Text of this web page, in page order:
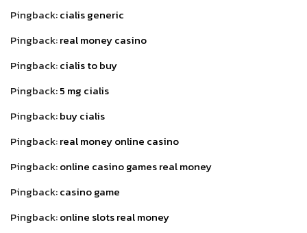
Pingback:cialis generic
Pingback:real money casino
Pingback:cialis to buy
Pingback:5 mg cialis
Pingback:buy cialis
Pingback:real money online casino
Pingback:online casino games real money
Pingback:casino game
Pingback:online slots real money